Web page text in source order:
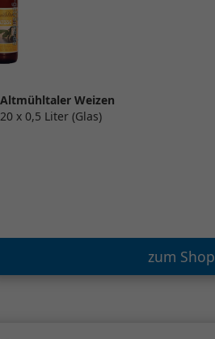
Altmühltaler Weizen
20 x 0,5 Liter (Glas)
zum Shop